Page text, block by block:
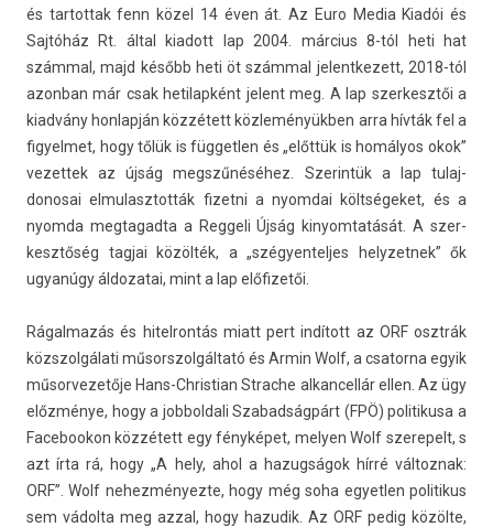
és tar­tottak fenn közel 14 éven át. Az Euro Media Kiadói és
Sajtóház Rt. által kiadott lap 2004. március 8-tól heti hat
számmal, majd később heti öt számmal jelentkezett, 2018-tól
azon­ban már csak hetilap­ként jelent meg. A lap szer­kesztői a
kiadvány hon­lapján közzétett közleményükben arra hívták fel a
figyel­met, hogy tőlük is füg­getl­en és „előttük is homályos okok”
vezet­tek az újság megszűnéséhez. Szerin­tük a lap tulaj­
donosai el­mulasztot­ták fizet­ni a nyom­dai költségeket, és a
nyom­da meg­tagad­ta a Re­ggeli Újság kinyom­tatását. A szer­
kesztőség tag­jai közölték, a „szégyen­teljes helyzet­nek” ők
ugyanúgy áldozatai, mint a lap előfizetői.
Rágal­mazás és hitel­rontás miatt pert indított az ORF osztrák
közszol­gálati műsorszol­gáltató és Armin Wolf, a csator­na egyik
műsor­vezetője Hans-Christian Strac­he al­kan­cellár ellen. Az ügy
előzménye, hogy a job­boldali Szabad­ságpárt (FPÖ) politikusa a
Facebookon közzétett egy fényképet, mely­en Wolf szerepelt, s
azt írta rá, hogy „A hely, ahol a hazug­ságok hírré vál­toznak:
ORF”. Wolf nehez­ményez­te, hogy még soha egyetl­en politikus
sem vádolta meg azzal, hogy hazudik. Az ORF pedig közölte,